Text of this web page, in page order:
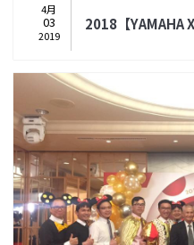
4月
03
2019
2018【YAMAHA